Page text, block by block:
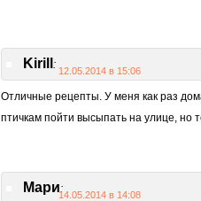
Kirill :
12.05.2014 в 15:06
Отличные рецепты. У меня как раз
птичкам пойти высыпать на улице, но
Мари:
14.05.2014 в 14:08